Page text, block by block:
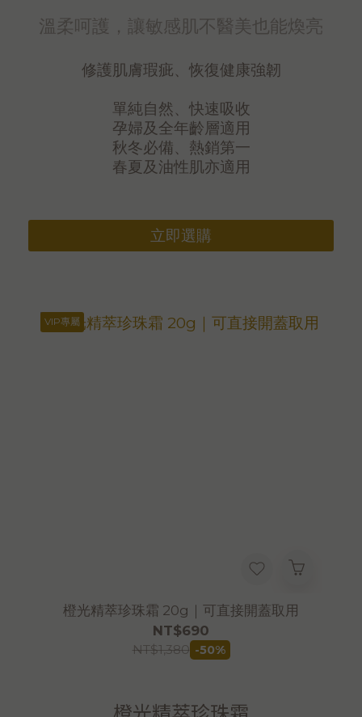
溫柔呵護，讓敏感肌不醫美也能煥亮
修護肌膚瑕疵、恢復健康強韌
單純自然、快速吸收
孕婦及全年齡層適用
秋冬必備、熱銷第一
春夏及油性肌亦適用
立即選購
VIP專屬
橙光精萃珍珠霜 20g｜可直接開蓋取用
NT$690
NT$1,380 -50%